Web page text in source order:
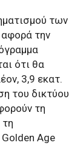
των
την
ότι θα
3,9 εκατ.
του δικτύου
τη
Age